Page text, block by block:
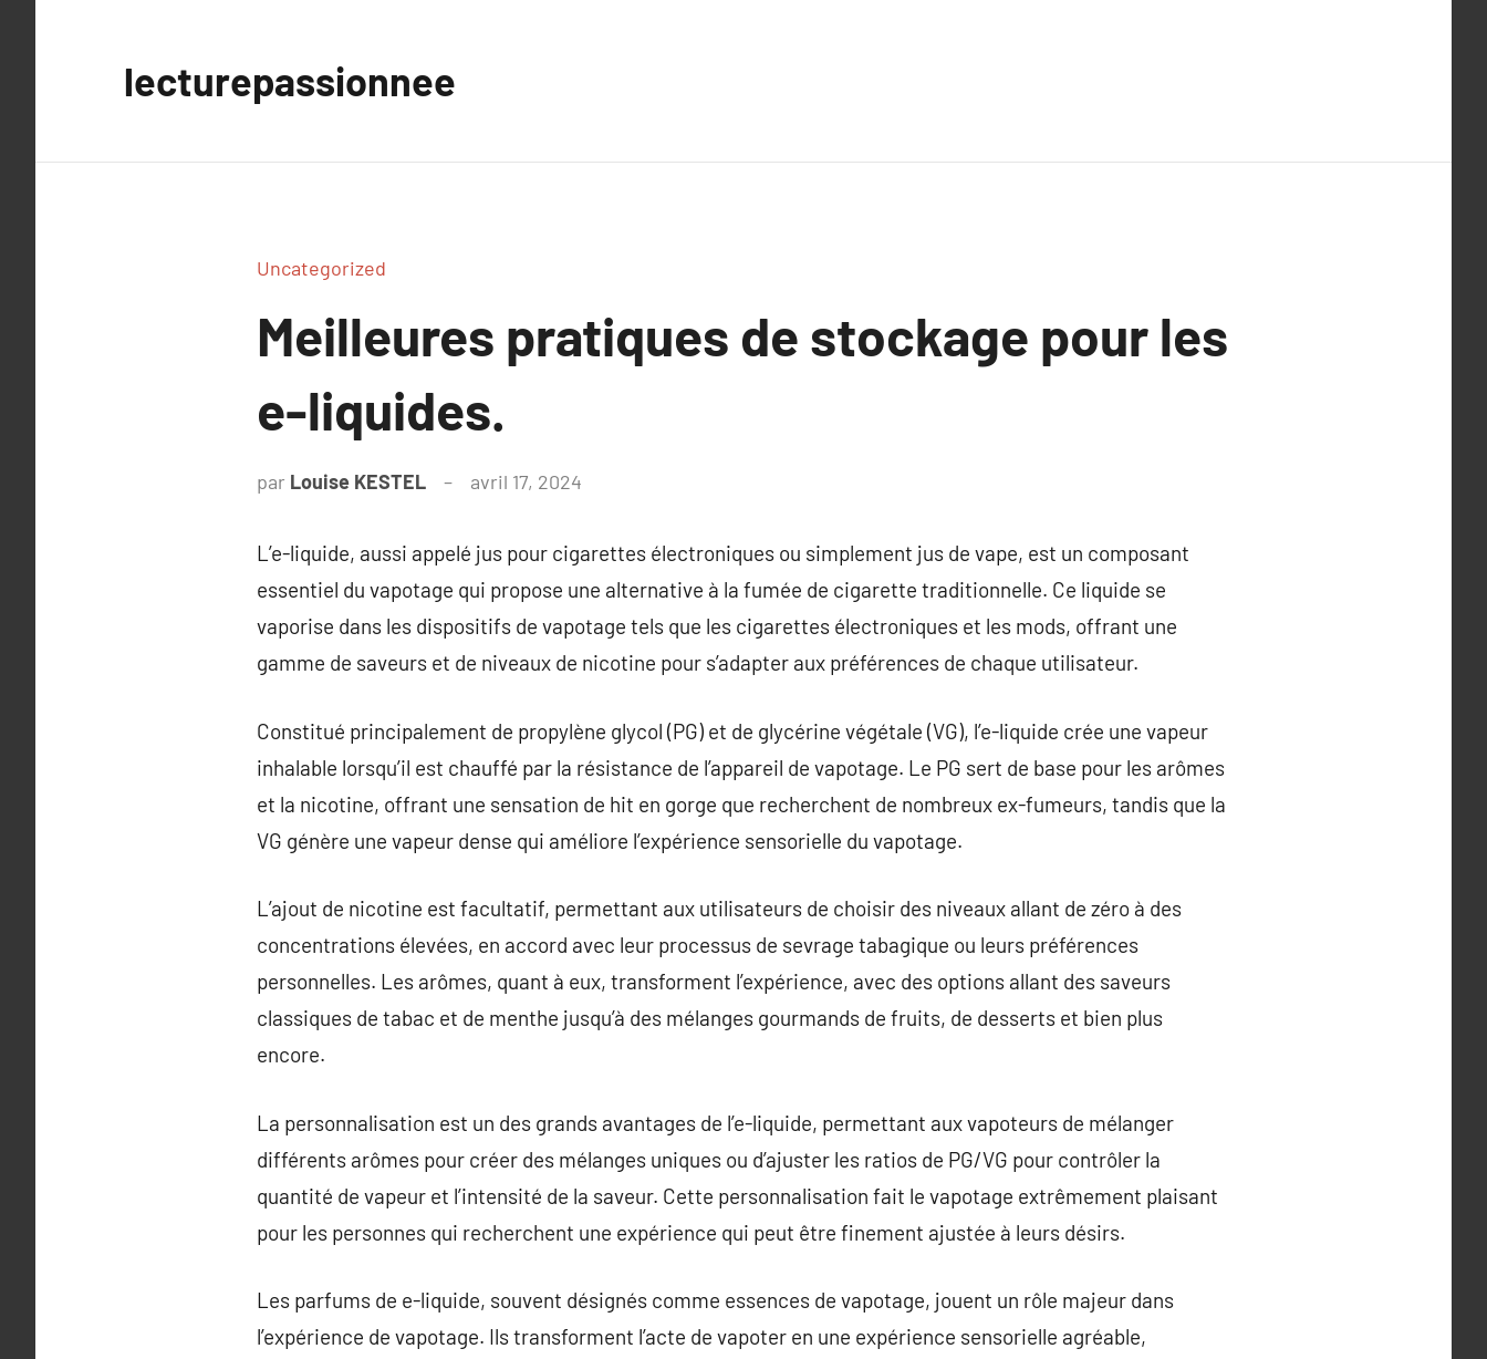
lecturepassionnee
Uncategorized
Meilleures pratiques de stockage pour les
e-liquides.
par Louise KESTEL avril 17, 2024
L’e-liquide, aussi appelé jus pour cigarettes électroniques ou simplement jus de vape, est un composant
essentiel du vapotage qui propose une alternative à la fumée de cigarette traditionnelle. Ce liquide se
vaporise dans les dispositifs de vapotage tels que les cigarettes électroniques et les mods, offrant une
gamme de saveurs et de niveaux de nicotine pour s’adapter aux préférences de chaque utilisateur.
Constitué principalement de propylène glycol (PG) et de glycérine végétale (VG), l’e-liquide crée une vapeur
inhalable lorsqu’il est chauffé par la résistance de l’appareil de vapotage. Le PG sert de base pour les arômes
et la nicotine, offrant une sensation de hit en gorge que recherchent de nombreux ex-fumeurs, tandis que la
VG génère une vapeur dense qui améliore l’expérience sensorielle du vapotage.
L’ajout de nicotine est facultatif, permettant aux utilisateurs de choisir des niveaux allant de zéro à des
concentrations élevées, en accord avec leur processus de sevrage tabagique ou leurs préférences
personnelles. Les arômes, quant à eux, transforment l’expérience, avec des options allant des saveurs
classiques de tabac et de menthe jusqu’à des mélanges gourmands de fruits, de desserts et bien plus
encore.
La personnalisation est un des grands avantages de l’e-liquide, permettant aux vapoteurs de mélanger
différents arômes pour créer des mélanges uniques ou d’ajuster les ratios de PG/VG pour contrôler la
quantité de vapeur et l’intensité de la saveur. Cette personnalisation fait le vapotage extrêmement plaisant
pour les personnes qui recherchent une expérience qui peut être finement ajustée à leurs désirs.
Les parfums de e-liquide, souvent désignés comme essences de vapotage, jouent un rôle majeur dans
l’expérience de vapotage. Ils transforment l’acte de vapoter en une expérience sensorielle agréable,